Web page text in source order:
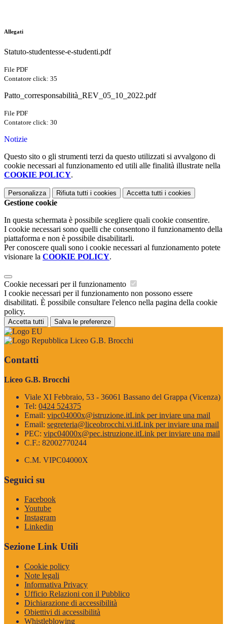
Allegati
Statuto-studentesse-e-studenti.pdf
File PDF
Contatore click: 35
Patto_corresponsabilità_REV_05_10_2022.pdf
File PDF
Contatore click: 30
Notizie
Questo sito o gli strumenti terzi da questo utilizzati si avvalgono di
cookie necessari al funzionamento ed utili alle finalità illustrate nella
COOKIE POLICY.
Personalizza Rifiuta tutti i cookies Accetta tutti i cookies
Gestione cookie
In questa schermata è possibile scegliere quali cookie consentire.
I cookie necessari sono quelli che consentono il funzionamento della
piattaforma e non è possibile disabilitarli.
Per conoscere quali sono i cookie necessari al funzionamento potete
visionare la COOKIE POLICY.
Cookie necessari per il funzionamento
I cookie necessari per il funzionamento non possono essere
disabilitati. È possibile consultare l'elenco nella pagina della cookie
policy.
Accetta tutti Salva le preferenze
Liceo G.B. Brocchi
Contatti
Liceo G.B. Brocchi
Viale XI Febbraio, 53 - 36061 Bassano del Grappa (Vicenza)
Tel: 0424 524375
Email: vipc04000x@istruzione.itLink per inviare una mail
Email: segreteria@liceobrocchi.vi.itLink per inviare una mail
PEC: vipc04000x@pec.istruzione.itLink per inviare una mail
C.F.: 82002770244
C.M. VIPC04000X
Seguici su
Facebook
Youtube
Instagram
Linkedin
Sezione Link Utili
Cookie policy
Note legali
Informativa Privacy
Ufficio Relazioni con il Pubblico
Dichiarazione di accessibilità
Obiettivi di accessibilità
Whistleblowing